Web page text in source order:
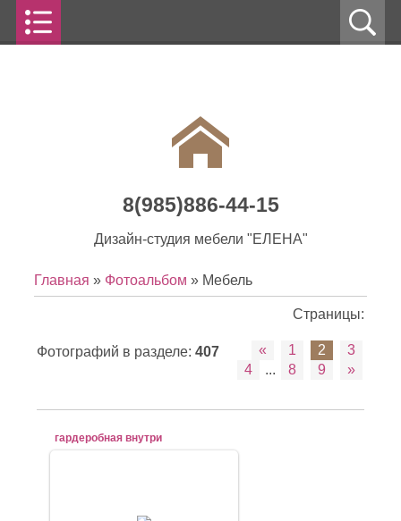
8(985)886-44-15
Дизайн-студия мебели "ЕЛЕНА"
Главная » Фотоальбом » Мебель
Фотографий в разделе: 407
Страницы:
« 1 2
3
4
... 8 9 »
гардеробная внутри